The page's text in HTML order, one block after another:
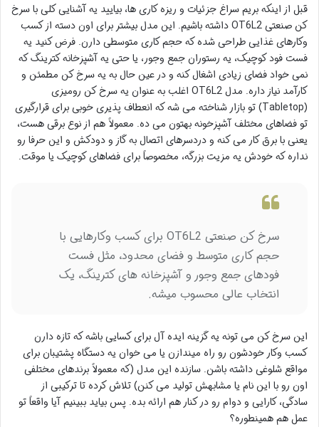
قبل از اینکه بریم سراغ جزئیات و ریزه کاری ها، بیایید یه آشنایی کلی با سرخ
کن صنعتی OT6L2 داشته باشیم. این مدل بیشتر برای اون دسته از کسب
وکارهای غذایی طراحی شده که حجم کاری متوسطی دارن. فرض کنید یه
فست فود کوچیک، یه رستوران جمع وجور، یا حتی یه آشپزخانه کترینگ که
نمی خواد فضای زیادی اشغال کنه و در عین حال به یه سرخ کن مطمئن و
کارآمد نیاز داره. مدل OT6L2 اغلب به عنوان یه سرخ کن رومیزی
(Tabletop) تو بازار شناخته می شه که انعطاف پذیری خوبی برای قرارگیری
تو فضاهای مختلف آشپزخونه بهتون می ده. معمولاً هم از نوع برقی هست،
یعنی با برق کار می کنه و دردسرهای اتصال به گاز و دودکش و این حرفا رو
نداره که خودش یه مزیت بزرگه، مخصوصاً برای فضاهای کوچیک یا موقت.
سرخ کن صنعتی OT6L2 برای کسب وکارهایی با
حجم کاری متوسط و فضای محدود، مثل فست
فودهای جمع وجور و آشپزخانه های کترینگ، یک
انتخاب عالی محسوب میشه.
این سرخ کن می تونه یه گزینه ایده آل برای کسایی باشه که تازه دارن
کسب وکار خودشون رو راه میندازن یا می خوان یه دستگاه پشتیبان برای
مواقع شلوغی داشته باشن. سازنده این مدل (که معمولاً برندهای مختلفی
اون رو با این نام یا مشابهش تولید می کنن) تلاش کرده تا ترکیبی از
سادگی، کارایی و دوام رو در کنار هم ارائه بده. پس بیاید ببینیم آیا واقعاً تو
عمل هم همینطوره؟